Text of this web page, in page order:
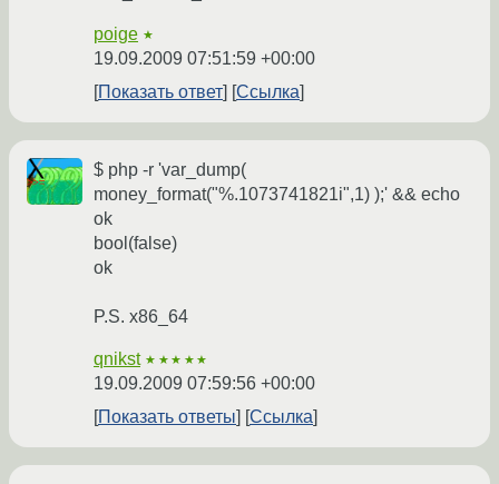
poige ★
19.09.2009 07:51:59 +00:00
Показать ответ
Ссылка
$ php -r 'var_dump(
money_format("%.1073741821i",1) );' && echo
ok
bool(false)
ok
P.S. x86_64
qnikst ★★★★★
19.09.2009 07:59:56 +00:00
Показать ответы
Ссылка